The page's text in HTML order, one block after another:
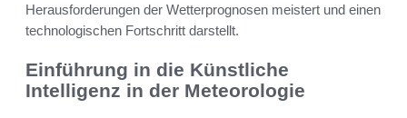
Herausforderungen der Wetterprognosen meistert und einen
technologischen Fortschritt darstellt.
Einführung in die Künstliche
Intelligenz in der Meteorologie